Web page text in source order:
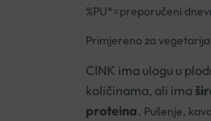
%PU*=preporučeni
Primjereno za
CINK ima ulogu u
količinama, ali ima
proteina. Pušenje,